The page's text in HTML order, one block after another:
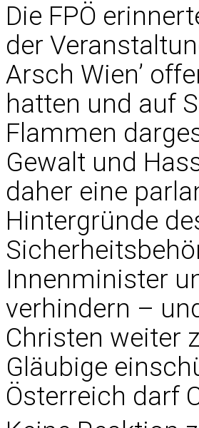
Die FPÖ
der
Arsch Wien’
hatten und auf
Flammen
Gewalt und
daher eine
Hintergründe
Innenminister
verhindern –
Christen weiter
Gläubige
Österreich darf